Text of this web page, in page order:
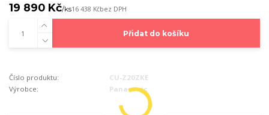
19 890 Kč/ks16 438 Kčbez DPH
Přidat do košíku
Číslo produktu:
CU-Z20ZKE
Výrobce:
Panasonic